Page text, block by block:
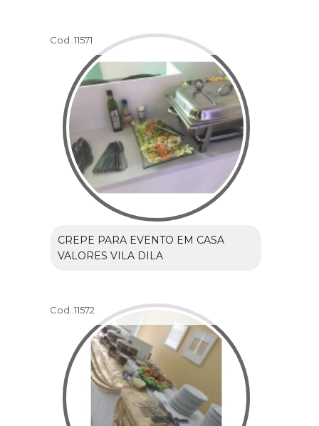
Cod.:11571
CREPE PARA EVENTO EM CASA
VALORES VILA DILA
Cod.:11572